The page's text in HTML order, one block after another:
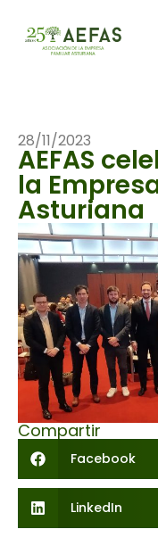
28/11/2023
AEFAS
la
Asturiana
Compartir
Facebook
LinkedIn